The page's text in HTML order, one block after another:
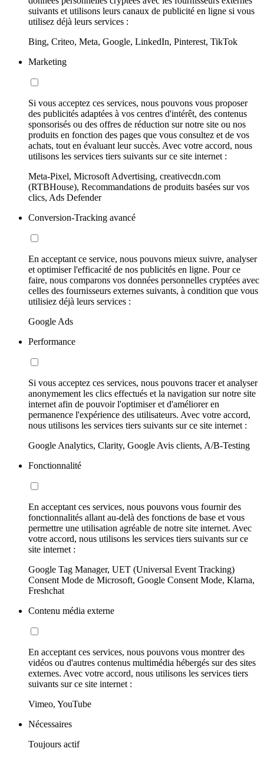
suivants et utilisons leurs canaux de publicité en ligne si vous
utilisez déjà leurs services :
Bing, Criteo, Meta, Google, LinkedIn, Pinterest, TikTok
Marketing
Si vous acceptez ces services, nous pouvons vous proposer
des publicités adaptées à vos centres d'intérêt, des contenus
sponsorisés ou des offres de réduction sur notre site ou nos
produits en fonction des pages que vous consultez et de vos
achats, tout en évaluant leur succès. Avec votre accord, nous
utilisons les services tiers suivants sur ce site internet :
Meta-Pixel, Microsoft Advertising, creativecdn.com
(RTBHouse), Recommandations de produits basées sur vos
clics, Ads Defender
Conversion-Tracking avancé
En acceptant ce service, nous pouvons mieux suivre, analyser
et optimiser l'efficacité de nos publicités en ligne. Pour ce
faire, nous comparons vos données personnelles cryptées avec
celles des fournisseurs externes suivants, à condition que vous
utilisiez déjà leurs services :
Google Ads
Performance
Si vous acceptez ces services, nous pouvons tracer et analyser
anonymement les clics effectués et la navigation sur notre site
internet afin de pouvoir l'optimiser et d'améliorer en
permanence l'expérience des utilisateurs. Avec votre accord,
nous utilisons les services tiers suivants sur ce site internet :
Google Analytics, Clarity, Google Avis clients, A/B-Testing
Fonctionnalité
En acceptant ces services, nous pouvons vous fournir des
fonctionnalités allant au-delà des fonctions de base et vous
permettre une utilisation agréable de notre site internet. Avec
votre accord, nous utilisons les services tiers suivants sur ce
site internet :
Google Tag Manager, UET (Universal Event Tracking)
Consent Mode de Microsoft, Google Consent Mode, Klarna,
Freshchat
Contenu média externe
En acceptant ces services, nous pouvons vous montrer des
vidéos ou d'autres contenus multimédia hébergés sur des sites
externes. Avec votre accord, nous utilisons les services tiers
suivants sur ce site internet :
Vimeo, YouTube
Nécessaires
Toujours actif